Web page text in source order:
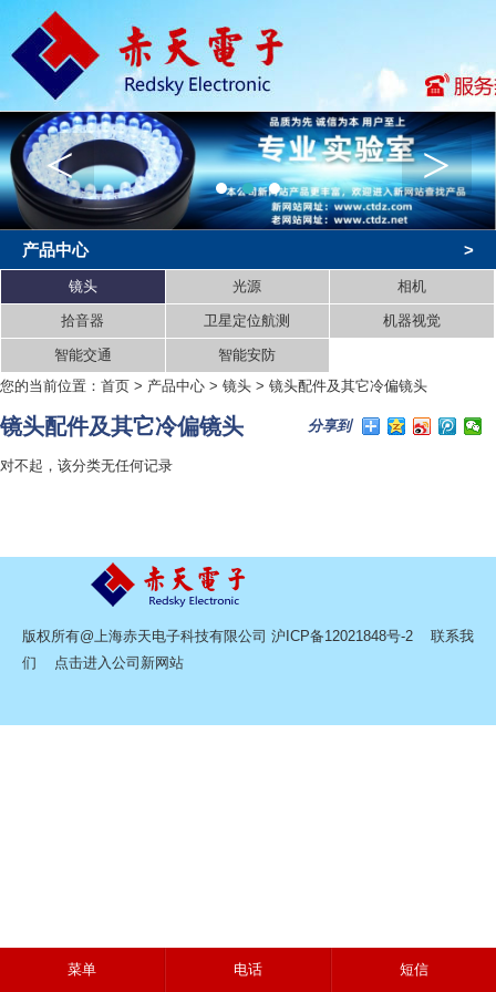
< >
产品中心 >
镜头 光源 相机
拾音器 卫星定位航测 机器视觉
智能交通
智能安防
您的当前位置： 首页 > 产品中心 > 镜头 > 镜头配件及其它冷偏镜头
镜头配件及其它冷偏镜头 分享到
对不起，该分类无任何记录
版权所有@上海赤天电子科技有限公司 沪ICP备12021848号-2
联系我
们
点击进入公司新网站
菜单 电话 短信